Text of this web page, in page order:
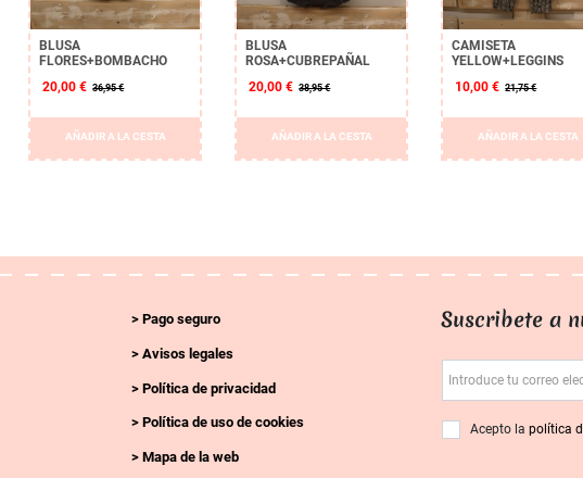
BLUSA
FLORES+BOMBACHO
20,00 € 36,95 €
AÑADIR A LA CESTA
BLUSA
ROSA+CUBREPAÑAL
20,00 € 38,95 €
AÑADIR A LA CESTA
CAMISETA
YELLOW+LEGGINS
10,00 € 21,75 €
AÑADIR A LA CESTA
Pago seguro
Avisos legales
Política de privacidad
Política de uso de cookies
Mapa de la web
Suscribete a
Introduce tu correo
Acepto la política